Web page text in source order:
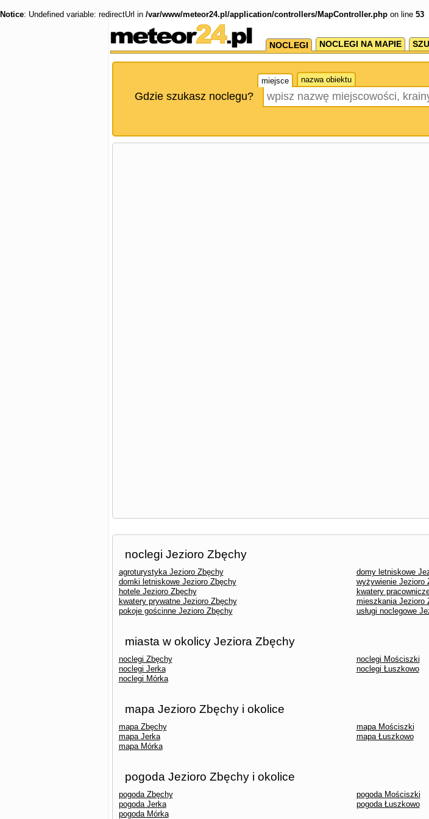
Notice: Undefined variable: redirectUrl in /var/www/meteor24.pl/application/controllers/MapController.php on line 53
NOCLEGI NOCLEGI NA MAPIE
miejsce nazwa obiektu
Gdzie szukasz noclegu?
noclegi Jezioro Zbęchy
agroturystyka Jezioro Zbęchy
domy letniskowe
domki letniskowe Jezioro Zbęchy
wyżywienie Jezioro
hotele Jezioro Zbęchy
kwatery
kwatery prywatne Jezioro Zbęchy
mieszkania Jezioro
pokoje gościnne Jezioro Zbęchy
usługi noclegowe
miasta w okolicy Jeziora Zbęchy
noclegi Zbęchy
noclegi Mościszki
noclegi Jerka
noclegi Łuszkowo
noclegi Mórka
mapa Jezioro Zbęchy i okolice
mapa Zbęchy
mapa Mościszki
mapa Jerka
mapa Łuszkowo
mapa Mórka
pogoda Jezioro Zbęchy i okolice
pogoda Zbęchy
pogoda Mościszki
pogoda Jerka
pogoda Łuszkowo
pogoda Mórka